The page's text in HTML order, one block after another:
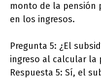
monto de la pensión
en los ingresos.
Pregunta 5: ¿El
ingreso al calcular la
Respuesta 5: Sí, el